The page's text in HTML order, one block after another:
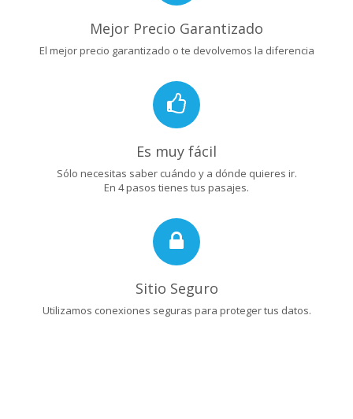
Mejor Precio Garantizado
El mejor precio garantizado o te devolvemos la diferencia
Es muy fácil
Sólo necesitas saber cuándo y a dónde quieres ir.
En 4 pasos tienes tus pasajes.
Sitio Seguro
Utilizamos conexiones seguras para proteger tus datos.